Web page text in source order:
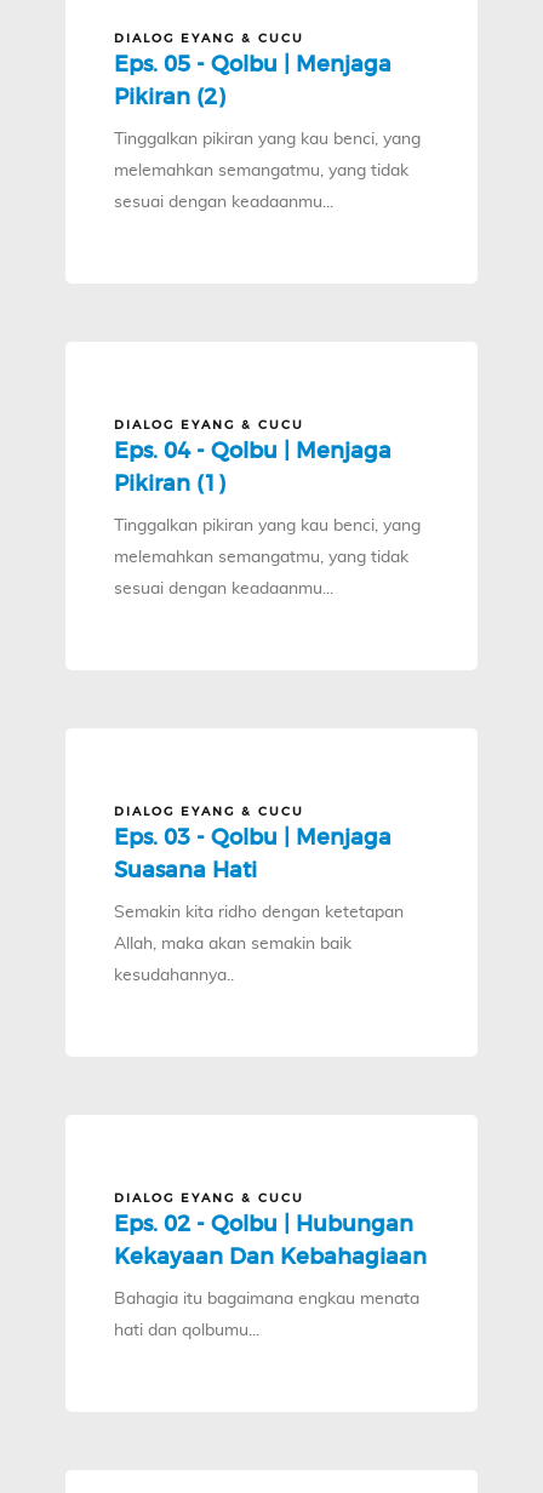
DIALOG EYANG & CUCU
Eps. 05 - Qolbu | Menjaga
Pikiran (2)
Tinggalkan pikiran yang kau benci, yang
melemahkan semangatmu, yang tidak
sesuai dengan keadaanmu...
DIALOG EYANG & CUCU
Eps. 04 - Qolbu | Menjaga
Pikiran (1)
Tinggalkan pikiran yang kau benci, yang
melemahkan semangatmu, yang tidak
sesuai dengan keadaanmu...
DIALOG EYANG & CUCU
Eps. 03 - Qolbu | Menjaga
Suasana Hati
Semakin kita ridho dengan ketetapan
Allah, maka akan semakin baik
kesudahannya..
DIALOG EYANG & CUCU
Eps. 02 - Qolbu | Hubungan
Kekayaan Dan Kebahagiaan
Bahagia itu bagaimana engkau menata
hati dan qolbumu...